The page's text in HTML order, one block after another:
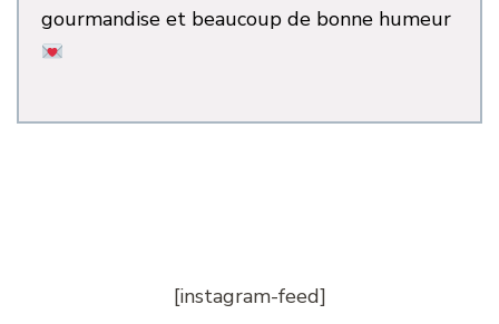
gourmandise et beaucoup de bonne humeur
[instagram-feed]